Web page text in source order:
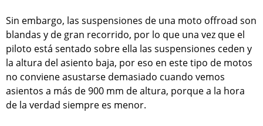
Sin embargo, las suspensiones de una moto offroad son
blandas y de gran recorrido, por lo que una vez que el
piloto está sentado sobre ella las suspensiones ceden y
la altura del asiento baja, por eso en este tipo de motos
no conviene asustarse demasiado cuando vemos
asientos a más de 900 mm de altura, porque a la hora
de la verdad siempre es menor.